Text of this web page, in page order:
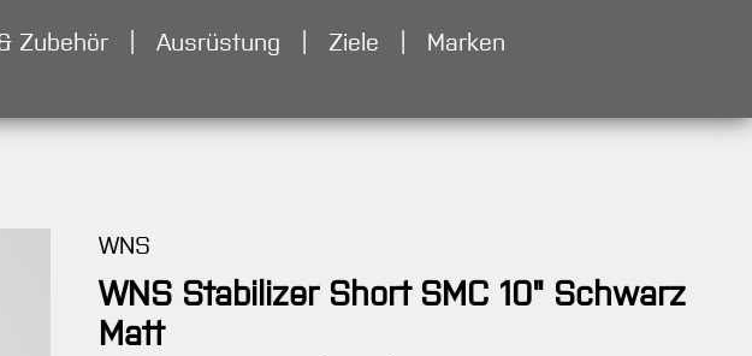
Zubehör Ausrüstung Ziele
Marken
WNS
WNS Stabilizer Short SMC 10" Schwarz
Matt